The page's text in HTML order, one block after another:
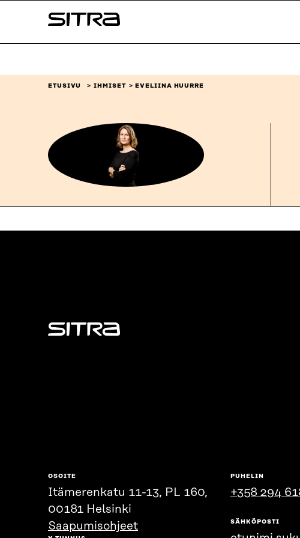
sisältöön
Sitra
ETUSIVU IHMISET EVELIINA HUURRE
Sitra
OSOITE
Itämerenkatu 11-13, PL 160,
00181 Helsinki
Saapumisohjeet
PUHELIN
+358 294
SÄHKÖPOSTI